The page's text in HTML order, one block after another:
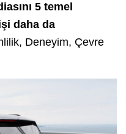
5 temel
daha da
Deneyim, Çevre